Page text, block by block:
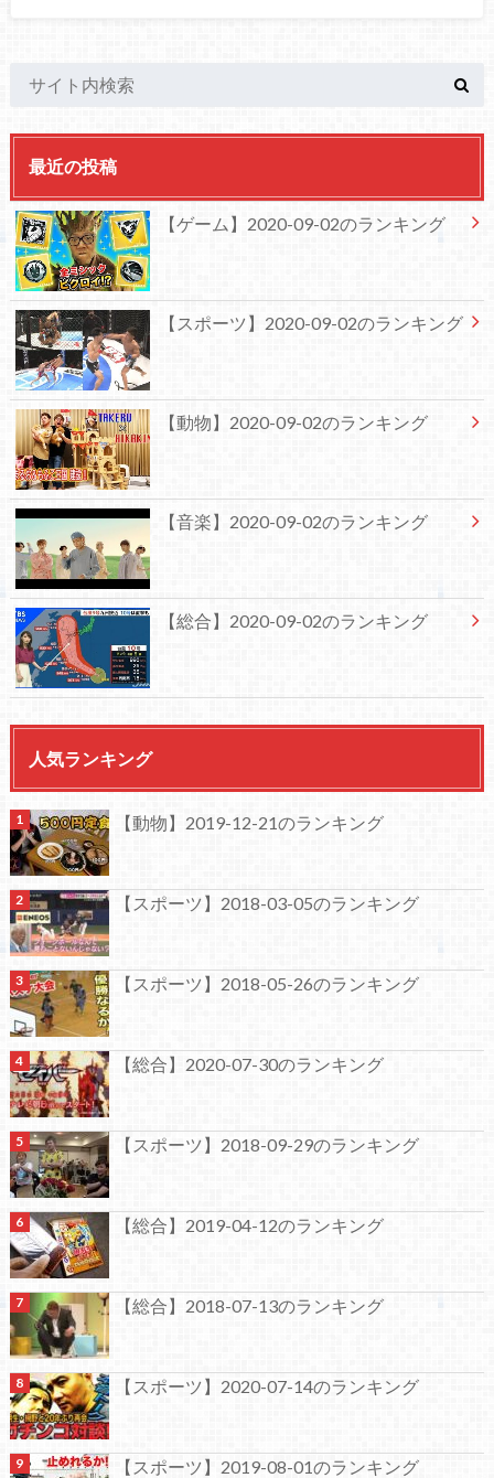
最近の投稿
【ゲーム】2020-09-02のランキング
【スポーツ】2020-09-02のランキング
【動物】2020-09-02のランキング
【音楽】2020-09-02のランキング
【総合】2020-09-02のランキング
人気ランキング
【動物】2019-12-21のランキング
【スポーツ】2018-03-05のランキング
【スポーツ】2018-05-26のランキング
【総合】2020-07-30のランキング
【スポーツ】2018-09-29のランキング
【総合】2019-04-12のランキング
【総合】2018-07-13のランキング
【スポーツ】2020-07-14のランキング
【スポーツ】2019-08-01のランキング